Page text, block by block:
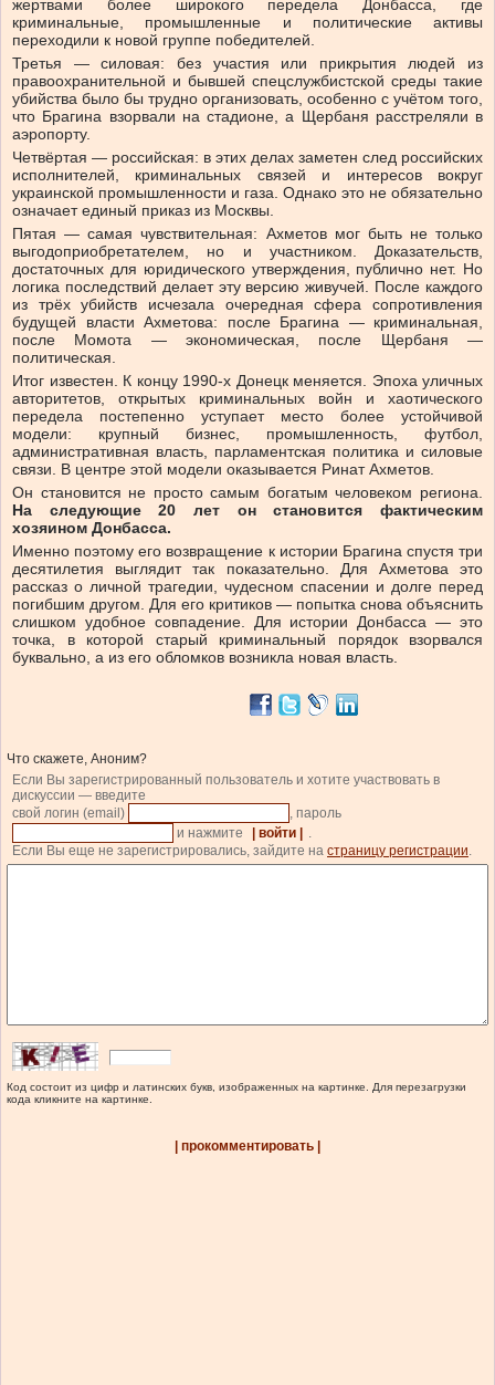
жертвами более широкого передела Донбасса, где
криминальные, промышленные и политические активы
переходили к новой группе победителей.
Третья — силовая: без участия или прикрытия людей из
правоохранительной и бывшей спецслужбистской среды такие
убийства было бы трудно организовать, особенно с учётом того,
что Брагина взорвали на стадионе, а Щербаня расстреляли в
аэропорту.
Четвёртая — российская: в этих делах заметен след российских
исполнителей, криминальных связей и интересов вокруг
украинской промышленности и газа. Однако это не обязательно
означает единый приказ из Москвы.
Пятая — самая чувствительная: Ахметов мог быть не только
выгодоприобретателем, но и участником. Доказательств,
достаточных для юридического утверждения, публично нет. Но
логика последствий делает эту версию живучей. После каждого
из трёх убийств исчезала очередная сфера сопротивления
будущей власти Ахметова: после Брагина — криминальная,
после Момота — экономическая, после Щербаня —
политическая.
Итог известен. К концу 1990-х Донецк меняется. Эпоха уличных
авторитетов, открытых криминальных войн и хаотического
передела постепенно уступает место более устойчивой
модели: крупный бизнес, промышленность, футбол,
административная власть, парламентская политика и силовые
связи. В центре этой модели оказывается Ринат Ахметов.
Он становится не просто самым богатым человеком региона.
На следующие 20 лет он становится фактическим
хозяином Донбасса.
Именно поэтому его возвращение к истории Брагина спустя три
десятилетия выглядит так показательно. Для Ахметова это
рассказ о личной трагедии, чудесном спасении и долге перед
погибшим другом. Для его критиков — попытка снова объяснить
слишком удобное совпадение. Для истории Донбасса — это
точка, в которой старый криминальный порядок взорвался
буквально, а из его обломков возникла новая власть.
Что скажете, Аноним?
Если Вы зарегистрированный пользователь и хотите участвовать в
дискуссии — введите
свой логин (email)
, пароль
и нажмите
| войти |
Если Вы еще не зарегистрировались, зайдите на страницу регистрации
Код состоит из цифр и латинских букв, изображенных на картинке. Для перезагрузки
кода кликните на картинке.
| прокомментировать |